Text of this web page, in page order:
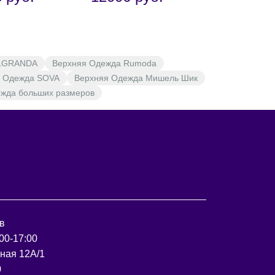
Верхняя Одежда Rumoda
Одежда SOVA
Верхняя Одежда Мишель Шик
больших размеров
17:00
12А/1